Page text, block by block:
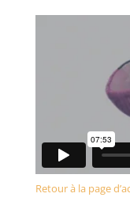
Retour à la page